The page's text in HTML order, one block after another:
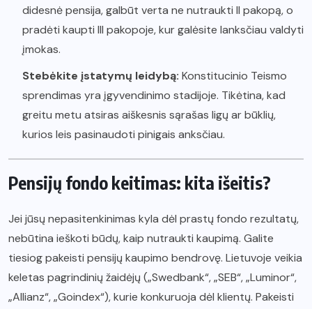
didesnė pensija, galbūt verta ne nutraukti II pakopą, o
pradėti kaupti III pakopoje, kur galėsite lanksčiau valdyti
įmokas.
Stebėkite įstatymų leidybą: Konstitucinio Teismo
sprendimas yra įgyvendinimo stadijoje. Tikėtina, kad
greitu metu atsiras aiškesnis sąrašas ligų ar būklių,
kurios leis pasinaudoti pinigais anksčiau.
Pensijų fondo keitimas: kita išeitis?
Jei jūsų nepasitenkinimas kyla dėl prastų fondo rezultatų,
nebūtina ieškoti būdų, kaip nutraukti kaupimą. Galite
tiesiog pakeisti pensijų kaupimo bendrovę. Lietuvoje veikia
keletas pagrindinių žaidėjų („Swedbank“, „SEB“, „Luminor“,
„Allianz“, „Goindex“), kurie konkuruoja dėl klientų. Pakeisti